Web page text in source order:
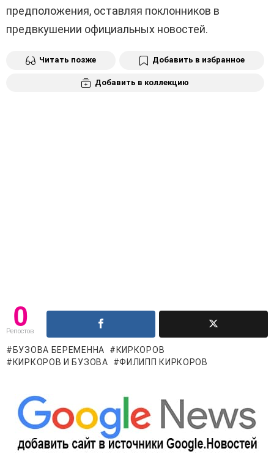
предположения, оставляя поклонников в
предвкушении официальных новостей.
Читать позже Добавить в избранное
Добавить в коллекцию
0
Репостов
БУЗОВА БЕРЕМЕННА
КИРКОРОВ
КИРКОРОВ И БУЗОВА
ФИЛИПП КИРКОРОВ